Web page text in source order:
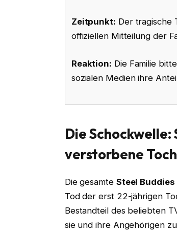
Zeitpunkt: Der tragische
offiziellen Mitteilung der
Reaktion: Die Familie
sozialen Medien ihre
Die
verstorbene
Die gesamte Steel Buddies
Tod der erst 22-jährigen
Bestandteil des beliebten
sie und ihre Angehörigen